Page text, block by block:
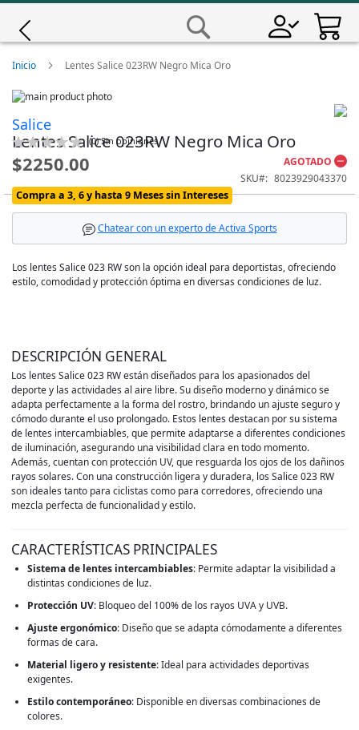
Saltar
Contenido
Inicio Lentes Salice 023RW Negro Mica Oro
Skip
the
end
the
gallery
to
the
of
images
gallery
Salice
Lentes Salice 023RW Negro Mica Oro
Calificación:
(0)Sin opiniones
$2250.00
AGOTADO
SKU
8023929043370
Compra a 3, 6 y hasta 9 Meses sin Intereses
Chatear con un experto de Activa Sports
Los lentes Salice 023 RW son la opción ideal para deportistas, ofreciendo
estilo, comodidad y protección óptima en diversas condiciones de luz.
DESCRIPCIÓN GENERAL
Los lentes Salice 023 RW están diseñados para los apasionados del
deporte y las actividades al aire libre. Su diseño moderno y dinámico se
adapta perfectamente a la forma del rostro, brindando un ajuste seguro y
cómodo durante el uso prolongado. Estos lentes destacan por su sistema
de lentes intercambiables, que permite adaptarse a diferentes condiciones
de iluminación, asegurando una visibilidad clara en todo momento.
Además, cuentan con protección UV, que resguarda los ojos de los dañinos
rayos solares. Con una construcción ligera y duradera, los Salice 023 RW
son ideales tanto para ciclistas como para corredores, ofreciendo una
mezcla perfecta de funcionalidad y estilo.
CARACTERÍSTICAS PRINCIPALES
Sistema de lentes intercambiables: Permite adaptar la visibilidad a
distintas condiciones de luz.
Protección UV: Bloqueo del 100% de los rayos UVA y UVB.
Ajuste ergonómico: Diseño que se adapta cómodamente a diferentes
formas de cara.
Material ligero y resistente: Ideal para actividades deportivas
exigentes.
Estilo contemporáneo: Disponible en diversas combinaciones de
colores.
Giro
Iscali
Magene